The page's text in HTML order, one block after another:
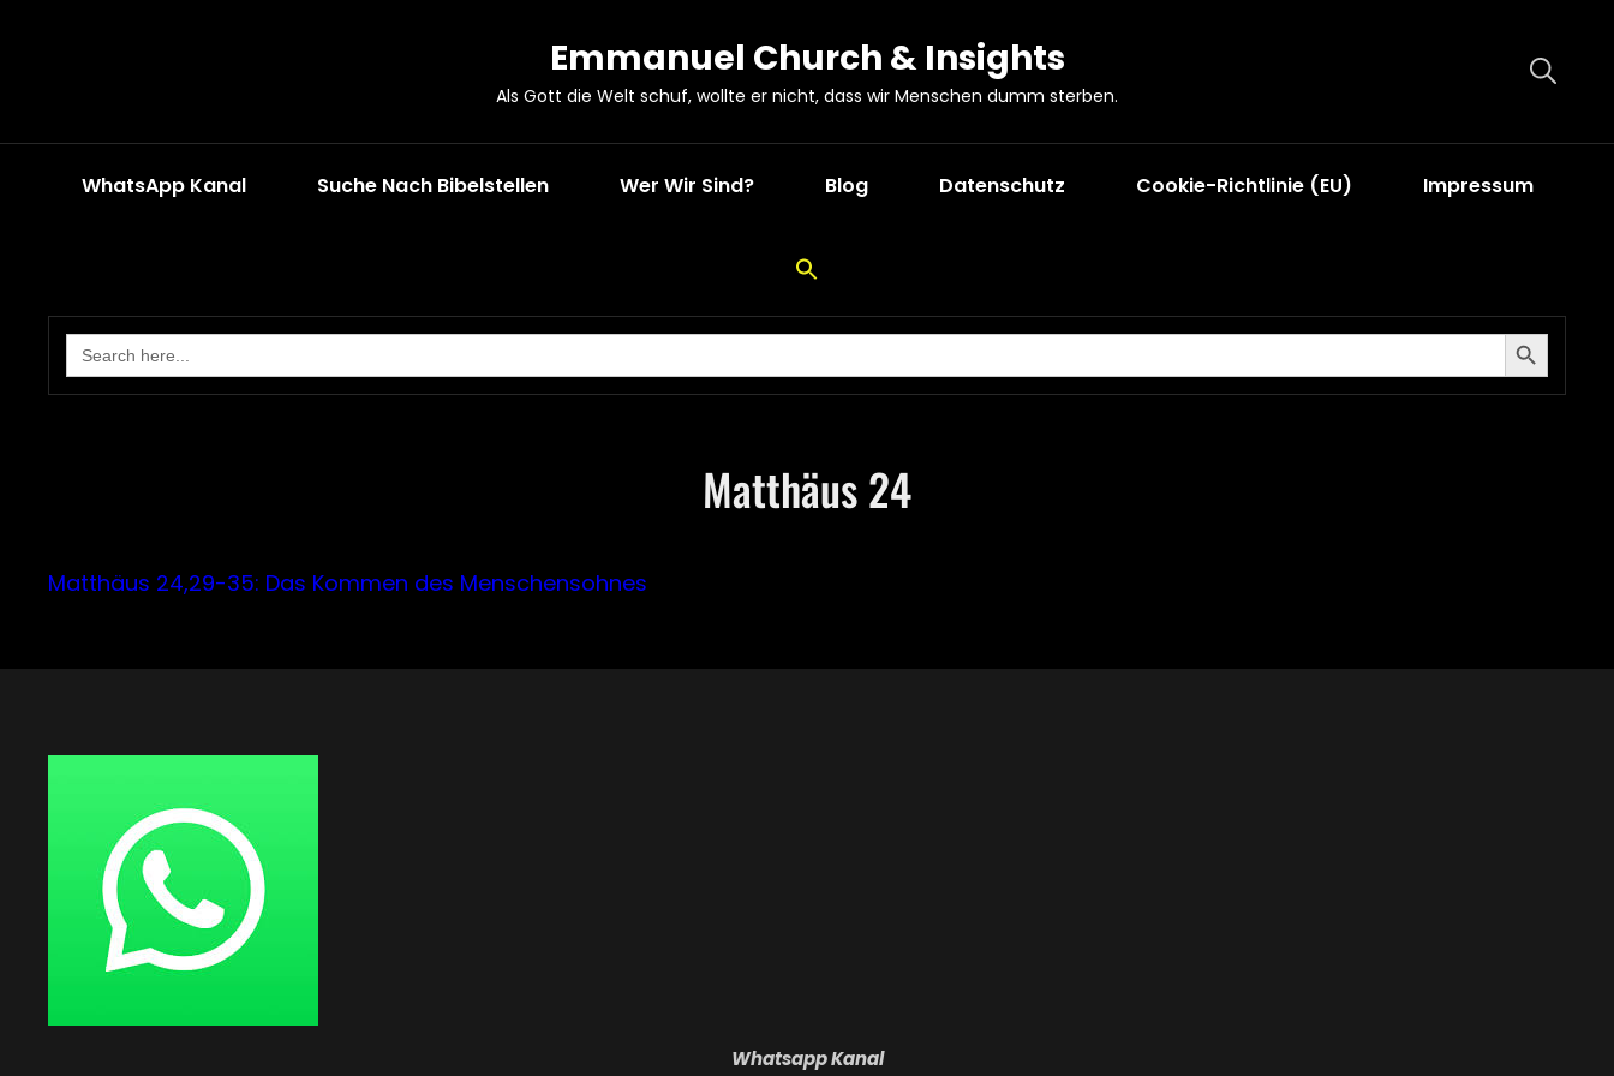
Emmanuel Church & Insights
Als Gott die Welt schuf, wollte er nicht, dass wir Menschen dumm sterben.
WhatsApp Kanal Suche Nach Bibelstellen Wer Wir Sind? Blog Datenschutz Cookie-Richtlinie (EU) Impressum
Search
for:
Search Button
Matthäus 24
Matthäus 24,29-35: Das Kommen des Menschensohnes
Whatsapp Kanal